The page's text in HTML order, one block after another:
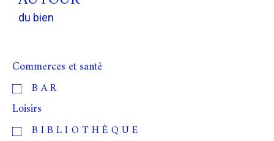
du bien
Commerces et santé
BAR
Loisirs
BIBLIOTHÈQUE